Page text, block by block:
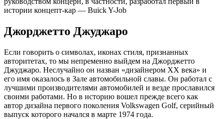
истории концепт-кар — Buick Y-Job
Джорджетто Джуджаро
Если говорить о символах, иконах стиля, признанных
авторитетах, то мы непременно выйдем на Джорджетто
Джуджаро. Неслучайно он назван «дизайнером XX века» и
его имя оказалось в Зале автомобильной славы. Он работал с
лучшими производителями автомобилей и везде прославился
своими работами. Но в историю вошел прежде всего как
автор дизайна первого поколения Volkswagen Golf, серийный
выпуск которого начался в марте 1974 года.